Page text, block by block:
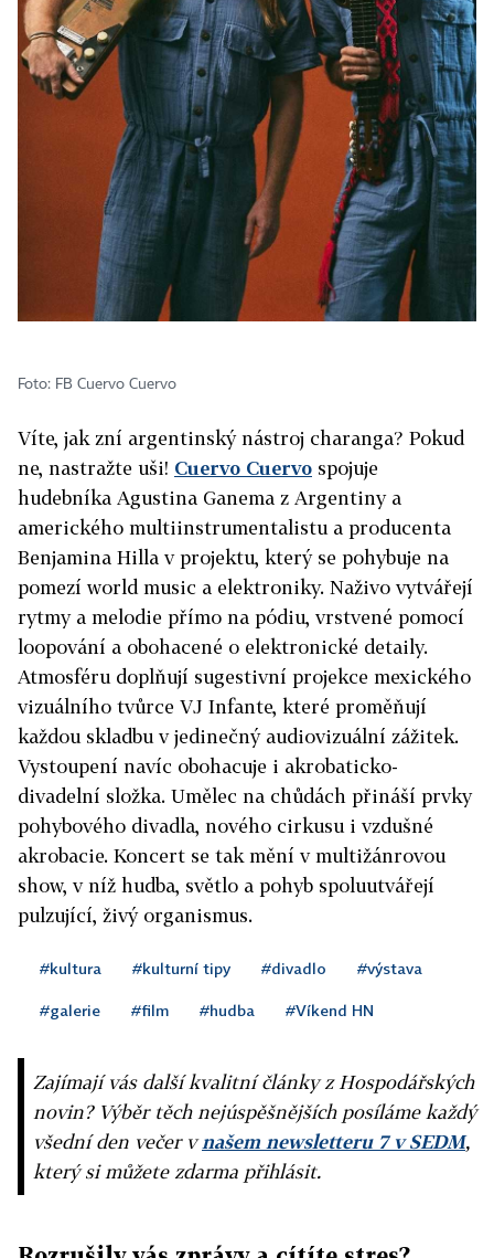
Foto: FB Cuervo Cuervo
Víte, jak zní argentinský nástroj charanga? Pokud
ne, nastražte uši! Cuervo Cuervo spojuje
hudebníka Agustina Ganema z Argentiny a
amerického multiinstrumentalistu a producenta
Benjamina Hilla v projektu, který se pohybuje na
pomezí world music a elektroniky. Naživo vytvářejí
rytmy a melodie přímo na pódiu, vrstvené pomocí
loopování a obohacené o elektronické detaily.
Atmosféru doplňují sugestivní projekce mexického
vizuálního tvůrce VJ Infante, které proměňují
každou skladbu v jedinečný audiovizuální zážitek.
Vystoupení navíc obohacuje i akrobaticko-
divadelní složka. Umělec na chůdách přináší prvky
pohybového divadla, nového cirkusu i vzdušné
akrobacie. Koncert se tak mění v multižánrovou
show, v níž hudba, světlo a pohyb spoluutvářejí
pulzující, živý organismus.
#kultura #kulturní tipy #divadlo #výstava
#galerie #film #hudba #Víkend HN
Zajímají vás další kvalitní články z Hospodářských
novin? Výběr těch nejúspěšnějších posíláme každý
všední den večer vnašem newsletteru 7 v SEDM,
který si můžete zdarma přihlásit.